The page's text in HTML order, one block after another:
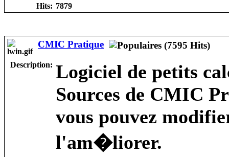
Hits: 7879
CMIC Pratique
Description: Logiciel de petits
Sources de CMIC
vous pouvez
l'am�liorer.